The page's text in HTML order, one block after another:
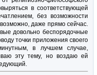
в соответствующей
без возможности
даже прямо сейчас.
довольно беспорядочные
точки приложения своего
в лучшем случае,
эту тему, но воздаю ей